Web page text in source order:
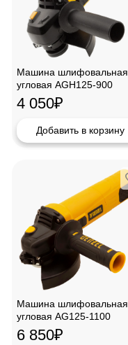
Машина шлифовальная
угловая AGH125-900
Denzel, 26904
4 050₽
Добавить в корзину
Машина шлифовальная
угловая AG125-1100
Denzel, 26906
6 850₽